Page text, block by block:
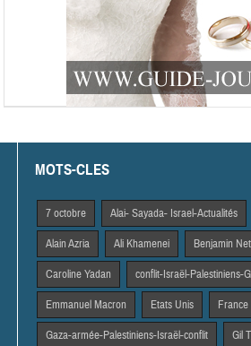
MOTS-CLES
7 octobre Alai- Sayada- Israel-Actualités
Alain Azria Ali Khamenei Benjamin
Caroline Yadan conflit-Israël-Palestiniens-
Emmanuel Macron Etats Unis France
Gaza-armée-Palestiniens-Israël-conflit Gil